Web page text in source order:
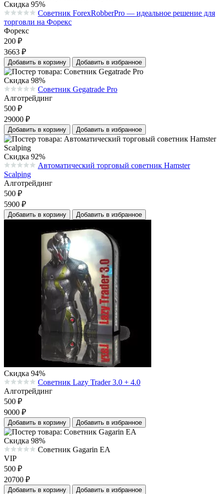
Скидка 95%
Средняя оценка 0.0 из 5 на основании 0 голосов
Советник ForexRobberPro — идеальное решение для
торговли на Форекс
Форекс
200 ₽
3663 ₽
Добавить в корзину Добавить в избранное
Скидка 98%
Средняя оценка 0.0 из 5 на основании 0 голосов
Советник Gegatrade Pro
Алготрейдинг
500 ₽
29000 ₽
Добавить в корзину Добавить в избранное
Скидка 92%
Средняя оценка 0.0 из 5 на основании 0 голосов
Автоматический торговый советник Hamster
Scalping
Алготрейдинг
500 ₽
5900 ₽
Добавить в корзину Добавить в избранное
Скидка 94%
Средняя оценка 0.0 из 5 на основании 0 голосов
Советник Lazy Trader 3.0 + 4.0
Алготрейдинг
500 ₽
9000 ₽
Добавить в корзину Добавить в избранное
Скидка 98%
Средняя оценка 0.0 из 5 на основании 0 голосов
Советник Gagarin EA
VIP
500 ₽
20700 ₽
Добавить в корзину Добавить в избранное